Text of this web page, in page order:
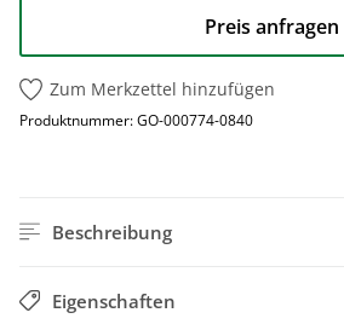
Preis anfragen
Zum Merkzettel hinzufügen
Produktnummer:GO-000774-0840
Beschreibung
Eigenschaften